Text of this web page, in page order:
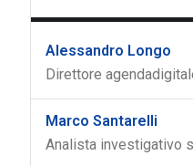
Alessandro Longo
Direttore
Marco Santarelli
Analista investigativo